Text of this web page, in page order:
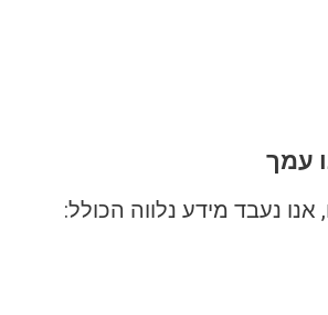
עמך
נעבד מידע נלווה הכולל: